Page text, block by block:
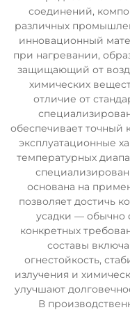
соединений,
различных
инновационный
при нагревании,
защищающий от
химических
отличие от
обеспечивает точный
эксплуатационные
температурных
основана на
позволяет достичь
усадки — обычно
конкретных
составы
огнестойкость,
излучения и
улучшают
В